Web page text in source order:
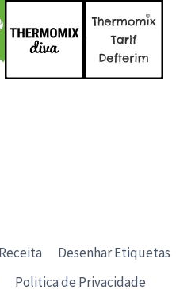
Desenhar Etiquetas
Politica de Privacidade